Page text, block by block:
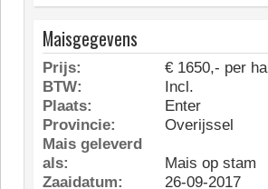
Maisgegevens
Prijs:
€ 1650,- per ha
BTW:
Incl.
Plaats:
Enter
Provincie:
Overijssel
Mais geleverd
als:
Mais op stam
Zaaidatum:
26-09-2017